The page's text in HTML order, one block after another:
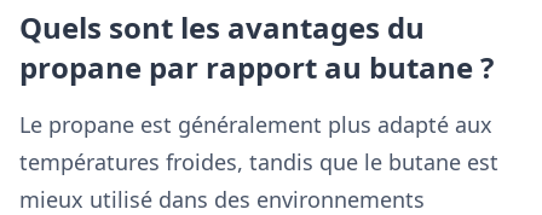
Quels sont les avantages du
propane par rapport au butane ?
Le propane est généralement plus adapté aux
températures froides, tandis que le butane est
mieux utilisé dans des environnements